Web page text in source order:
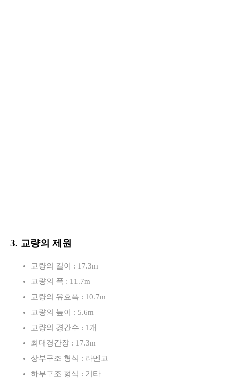
3. 교량의 제원
교량의 길이 : 17.3m
교량의 폭 : 11.7m
교량의 유효폭 : 10.7m
교량의 높이 : 5.6m
교량의 경간수 : 1개
최대경간장 : 17.3m
상부구조 형식 : 라멘교
하부구조 형식 : 기타